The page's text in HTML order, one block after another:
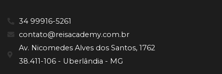
34 99916-5261
contato@reisacademy.com.br
Av. Nicomedes Alves dos Santos, 1762
38.411-106 - Uberlândia - MG